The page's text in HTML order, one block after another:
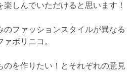
しんでいただけると思います！
のファッションスタイルが異なる
ボリニコ。
のを作りたい！とそれぞれの意見